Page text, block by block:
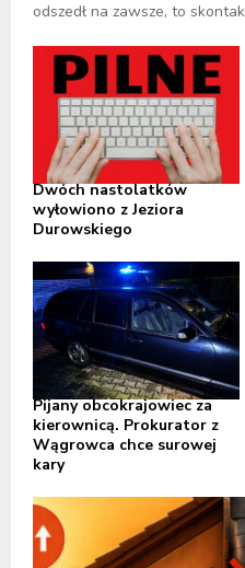
odszedł na zawsze, to
Dwóch nastolatków
wyłowiono z Jeziora
Durowskiego
Pijany obcokrajowiec za
kierownicą. Prokurator z
Wągrowca chce surowej
kary